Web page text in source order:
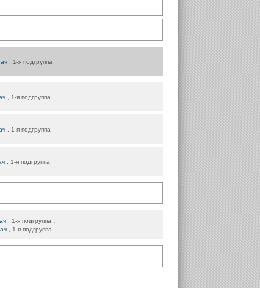
, 1-я подгруппа
, 1-я подгруппа
, 1-я подгруппа
, 1-я подгруппа
, 1-я подгруппа ;
, 1-я подгруппа